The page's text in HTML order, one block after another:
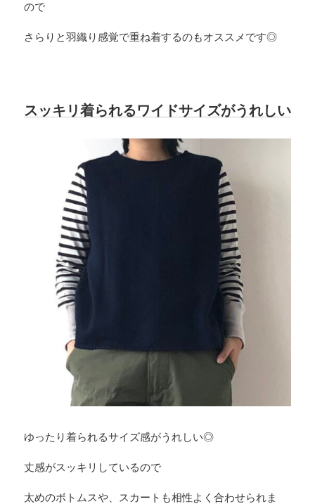
ので
さらりと羽織り感覚で重ね着するのもオススメです◎
スッキリ着られるワイドサイズがうれしい
ゆったり着られるサイズ感がうれしい◎
丈感がスッキリしているので
太めのボトムスや、スカートも相性よく合わせられま